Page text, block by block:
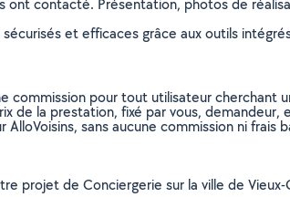
contacté. Présentation, photos de
et efficaces grâce aux outils
pour tout utilisateur cherchant
de la prestation, fixé par vous, demandeur,
sans aucune commission ni frais
projet de Conciergerie sur la ville de